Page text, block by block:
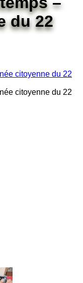
du 22
citoyenne du 22
citoyenne du 22